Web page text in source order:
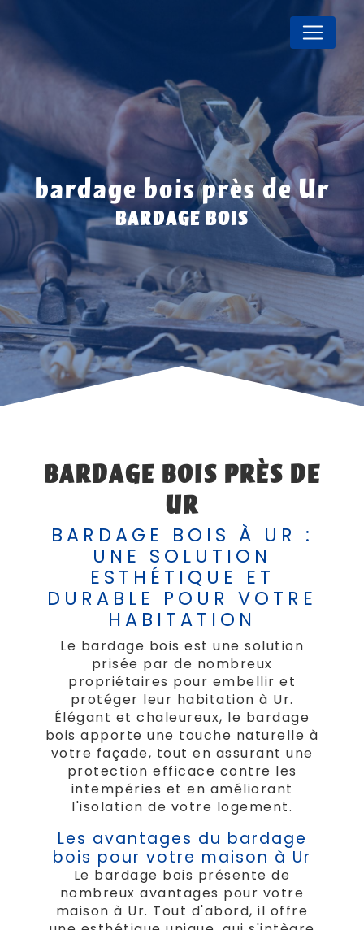
bardage bois près de Ur
BARDAGE BOIS
BARDAGE BOIS PRÈS DE
UR
BARDAGE BOIS À UR :
UNE SOLUTION
ESTHÉTIQUE ET
DURABLE POUR VOTRE
HABITATION
Le bardage bois est une solution
prisée par de nombreux
propriétaires pour embellir et
protéger leur habitation à Ur.
Élégant et chaleureux, le bardage
bois apporte une touche naturelle à
votre façade, tout en assurant une
protection efficace contre les
intempéries et en améliorant
l'isolation de votre logement.
Les avantages du bardage
bois pour votre maison à Ur
Le bardage bois présente de
nombreux avantages pour votre
maison à Ur. Tout d'abord, il offre